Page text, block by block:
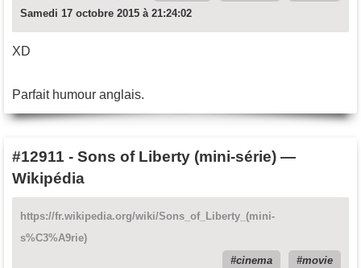
Samedi 17 octobre 2015 à 21:24:02
XD
Parfait humour anglais.
#12911 - Sons of Liberty (mini-série) —
Wikipédia
https://fr.wikipedia.org/wiki/Sons_of_Liberty_(mini-
s%C3%A9rie)
cinema
movie